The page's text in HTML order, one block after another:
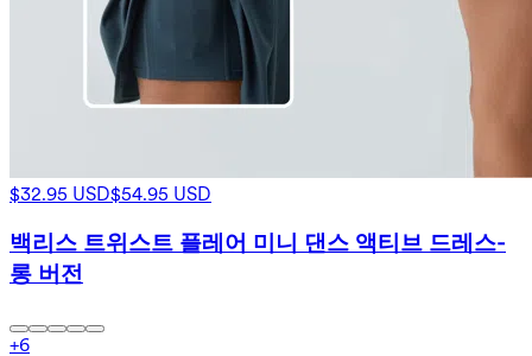
$32.95 USD$54.95 USD
백리스 트위스트 플레어 미니 댄스 액티브 드레스-
롱 버전
+6